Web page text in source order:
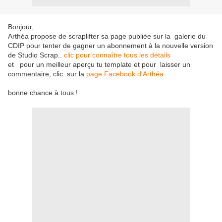
Bonjour,
Arthéa propose de scraplifter sa page publiée sur la galerie du
CDIP pour tenter de gagner un abonnement à la nouvelle version
de Studio Scrap..
clic pour connaître tous les détails
et pour un meilleur aperçu tu template et pour laisser un
commentaire, clic sur la page Facebook d'Arthéa
bonne chance à tous !